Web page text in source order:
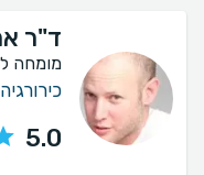
ד"ר
מומחה
5.0